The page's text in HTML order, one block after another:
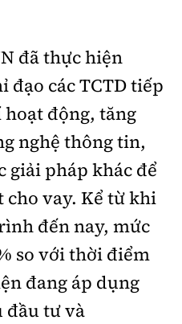
đã thực hiện
các TCTD tiếp
động, tăng
nghệ thông tin,
giải pháp khác để
cho vay. Kể từ khi
đến nay, mức
so với thời điểm
đang áp dụng
đầu tư và